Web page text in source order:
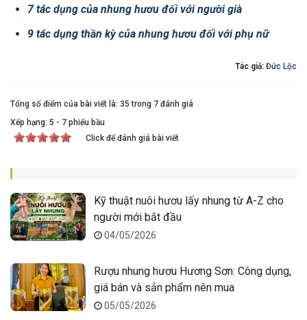
7 tác dụng của nhung hươu đối với người già
9 tác dụng thần kỳ của nhung hươu đối với phụ nữ
Tác giả: Đức Lộc
Tổng số điểm của bài viết là: 35 trong 7 đánh giá
Xếp hạng: 5 - 7 phiếu bầu
Click để đánh giá bài viết
Kỹ thuật nuôi hươu lấy nhung từ A-Z cho
người mới bắt đầu
04/05/2026
Rượu nhung hươu Hương Sơn: Công dụng,
giá bán và sản phẩm nên mua
05/05/2026